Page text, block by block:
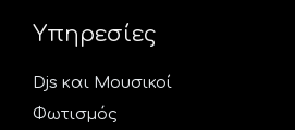
Υπηρεσίες
Djs και Mουσικοί
Φωτισμός